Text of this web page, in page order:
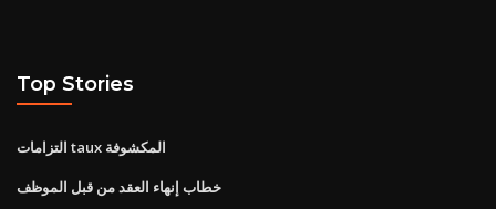
Top Stories
التزامات taux المكشوفة
خطاب إنهاء العقد من قبل الموظف